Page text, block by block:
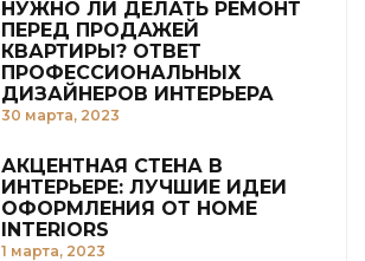
НУЖНО ЛИ ДЕЛАТЬ РЕМОНТ
ПЕРЕД ПРОДАЖЕЙ
КВАРТИРЫ? ОТВЕТ
ПРОФЕССИОНАЛЬНЫХ
ДИЗАЙНЕРОВ ИНТЕРЬЕРА
30 марта, 2023
АКЦЕНТНАЯ СТЕНА В
ИНТЕРЬЕРЕ: ЛУЧШИЕ ИДЕИ
ОФОРМЛЕНИЯ ОТ HOME
INTERIORS
1 марта, 2023